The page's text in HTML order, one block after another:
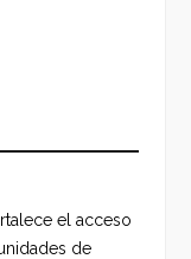
el acceso
de